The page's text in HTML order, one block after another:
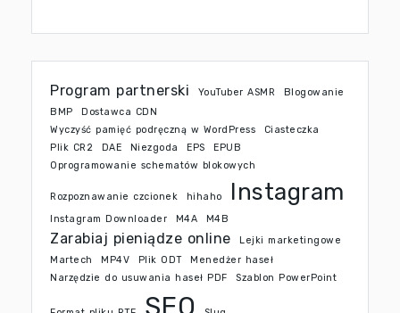
Program partnerski YouTuber ASMR
Blogowanie
BMP
Dostawca CDN
Wyczyść pamięć podręczną w WordPress
Ciasteczka
Plik CR2
DAE Niezgoda EPS
EPUB
Oprogramowanie schematów blokowych
Rozpoznawanie czcionek hihaho Instagram
Instagram Downloader M4A M4B
Zarabiaj pieniądze online
Lejki marketingowe
Martech
MP4V Plik ODT
Menedżer haseł
Narzędzie do usuwania haseł PDF
Szablon PowerPoint
SEO